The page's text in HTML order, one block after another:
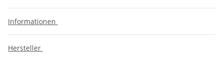
Informationen
Hersteller